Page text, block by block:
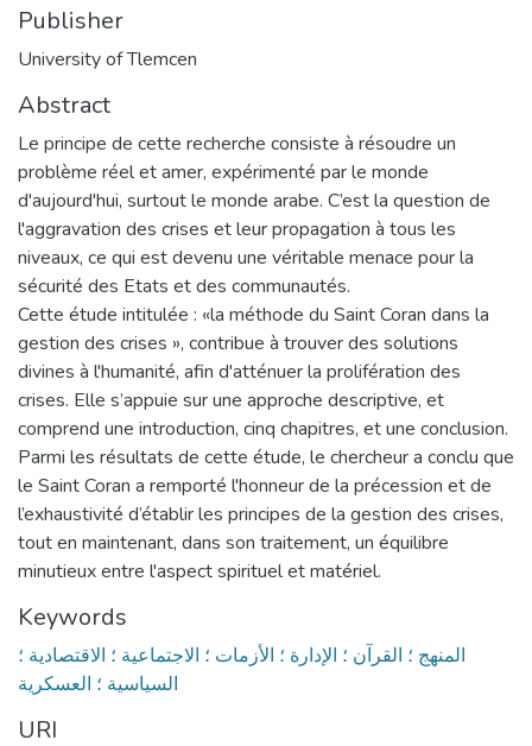
Publisher
University of Tlemcen
Abstract
Le principe de cette recherche consiste à résoudre un
problème réel et amer, expérimenté par le monde
d'aujourd'hui, surtout le monde arabe. C’est la question de
l'aggravation des crises et leur propagation à tous les
niveaux, ce qui est devenu une véritable menace pour la
sécurité des Etats et des communautés.
Cette étude intitulée : «la méthode du Saint Coran dans la
gestion des crises », contribue à trouver des solutions
divines à l'humanité, afin d'atténuer la prolifération des
crises. Elle s’appuie sur une approche descriptive, et
comprend une introduction, cinq chapitres, et une conclusion.
Parmi les résultats de cette étude, le chercheur a conclu que
le Saint Coran a remporté l'honneur de la précession et de
l’exhaustivité d’établir les principes de la gestion des crises,
tout en maintenant, dans son traitement, un équilibre
minutieux entre l'aspect spirituel et matériel.
Keywords
المنهج ؛ القرآن ؛ الإدارة ؛ الأزمات ؛ الاجتماعية ؛ الاقتصادية ؛
السياسية ؛ العسكرية
URI